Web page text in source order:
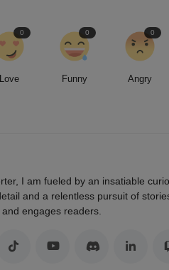
Love
0
Funny
0
Angry
0
I am fueled by an insatiable
and a relentless pursuit of
engages readers.